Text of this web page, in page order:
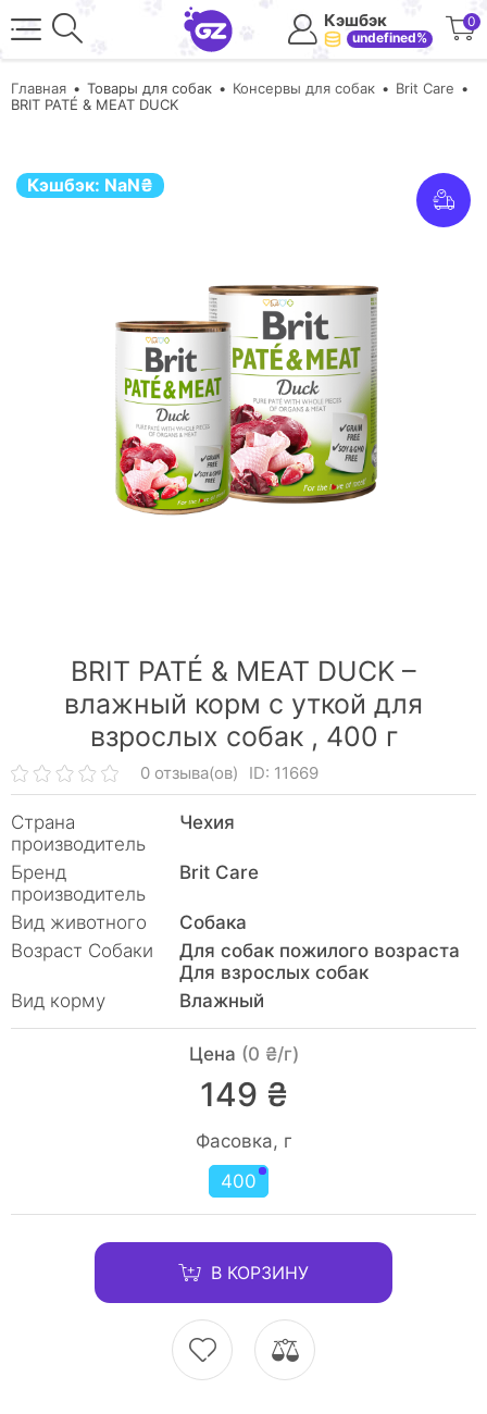
Кэшбэк
undefined%
0
Главная Товары для собак Консервы для собак
Brit Care
BRIT PATÉ & MEAT DUCK
Кэшбэк: NaN₴
BRIT PATÉ & MEAT DUCK –
влажный корм с уткой для
взрослых собак , 400 г
0 отзыва(ов) ID: 11669
Страна
производитель
Чехия
Бренд
производитель
Brit Care
Вид животного
Собака
Возраст Собаки
Для собак пожилого возраста
Для взрослых собак
Вид корму
Влажный
Цена (0 ₴/г)
149 ₴
Фасовка, г
400
В КОРЗИНУ